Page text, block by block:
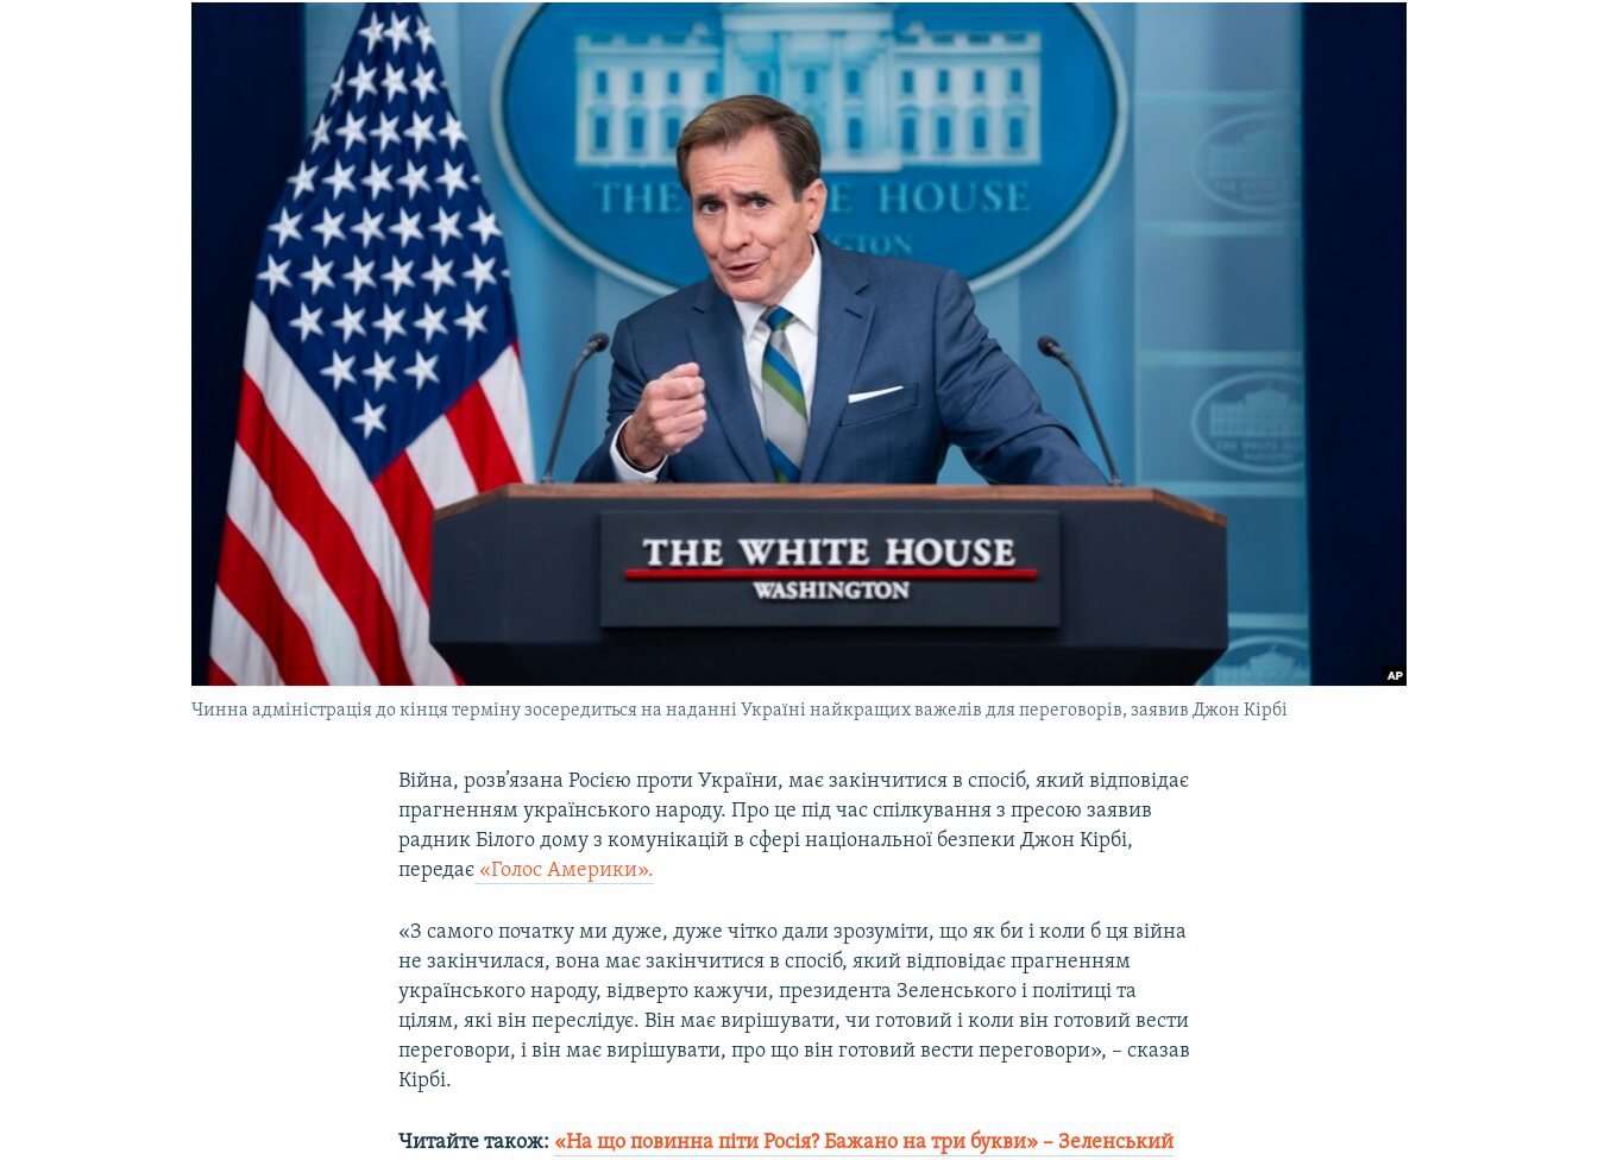
Чинна адміністрація до кінця терміну зосередиться на наданні Україні найкращих важелів для переговорів, заявив Джон Кірбі
Війна, розв’язана Росією проти України, має закінчитися в спосіб, який відповідає
прагненням українського народу. Про це під час спілкування з пресою заявив
радник Білого дому з комунікацій в сфері національної безпеки Джон Кірбі,
передає «Голос Америки».
«З самого початку ми дуже, дуже чітко дали зрозуміти, що як би і коли б ця війна
не закінчилася, вона має закінчитися в спосіб, який відповідає прагненням
українського народу, відверто кажучи, президента Зеленського і політиці та
цілям, які він переслідує. Він має вирішувати, чи готовий і коли він готовий вести
переговори, і він має вирішувати, про що він готовий вести переговори», – сказав
Кірбі.
Читайте також: «На що повинна піти Росія? Бажано на три букви» – Зеленський